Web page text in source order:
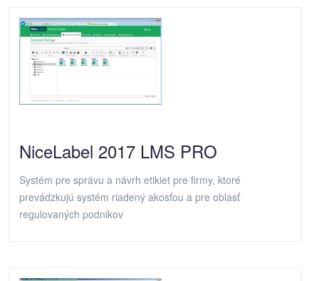
NiceLabel 2017 LMS PRO
Systém pre správu a návrh etikiet pre firmy, ktoré
prevádzkujú systém riadený akosťou a pre oblasť
regulovaných podnikov